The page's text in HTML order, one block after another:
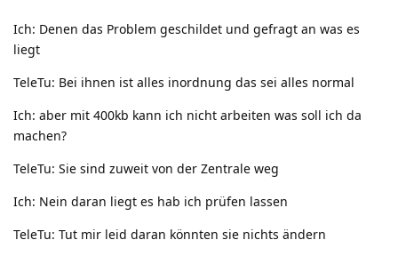
Ich: Denen das Problem geschildet und gefragt an was es
liegt
TeleTu: Bei ihnen ist alles inordnung das sei alles normal
Ich: aber mit 400kb kann ich nicht arbeiten was soll ich da
machen?
TeleTu: Sie sind zuweit von der Zentrale weg
Ich: Nein daran liegt es hab ich prüfen lassen
TeleTu: Tut mir leid daran könnten sie nichts ändern